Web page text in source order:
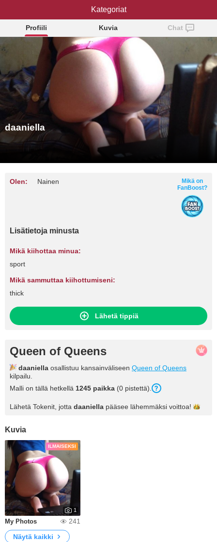
daaniella
Profiili Kuvia Chat
daaniella
Olen: Nainen
Mikä on
FanBoost?
Lisätietoja minusta
Mikä kiihottaa minua:
sport
Mikä sammuttaa kiihottumiseni:
thick
Lähetä tippiä
Queen of Queens
daaniella osallistuu kansainväliseen Queen of Queens
kilpailu.
Malli on tällä hetkellä 1245 paikka (0 pistettä).
Lähetä Tokenit, jotta daaniella pääsee lähemmäksi voittoa!
Kuvia
ILMAISEKSI
1
My Photos
241
Näytä kaikki
Kategoriat